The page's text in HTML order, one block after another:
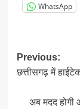
WhatsApp
Post
Previous:
​छत्तीसगढ़ में
अब मदद